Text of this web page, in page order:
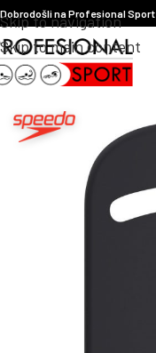
Skip to navigation
Skip to main content
Dobrodošli na Profesional Sport